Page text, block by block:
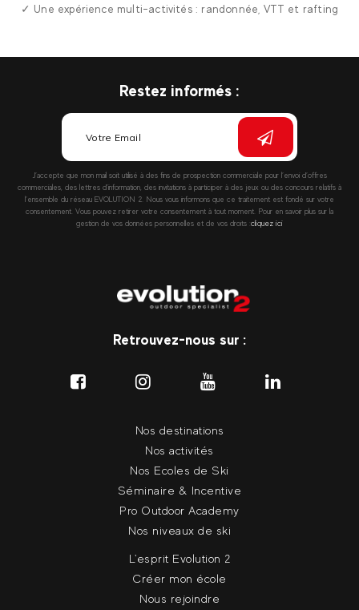
✓ Une expérience multi-activités : randonnée, VTT et rafting
Restez informés :
J’accepte que mon mail soit utilisé à des fins de prospection commerciale pour l’envoi d’offres
commerciales, des lettres d’information, des invitations à participer à des jeux ou des concours relatifs à
l’ensemble du réseau EVOLUTION 2. Nous vous informons que ce traitement est fondé sur votre
consentement. Vous pouvez retirer votre consentement à tout moment. Pour en savoir plus sur la
gestion de vos données personnelles et de vos droits :cliquez ici
Retrouvez-nous sur :
Nos destinations
Nos activités
Nos Ecoles de Ski
Séminaire & Incentive
Pro Outdoor Academy
Nos niveaux de ski
L'esprit Evolution 2
Créer mon école
Nous rejoindre